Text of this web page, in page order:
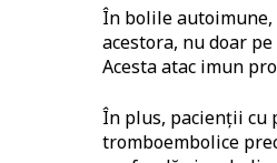
În bolile
acestora, nu doar
Acesta atac imun
În plus, pacienții cu
tromboembolice